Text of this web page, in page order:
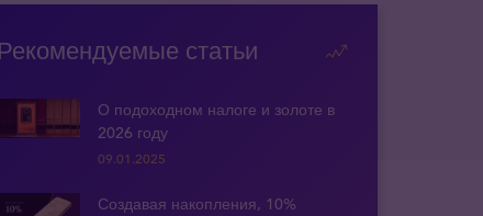
Рекомендуемые статьи
О подоходном налоге и золоте в
2026 году
09.01.2025
Создавая накопления, 10%